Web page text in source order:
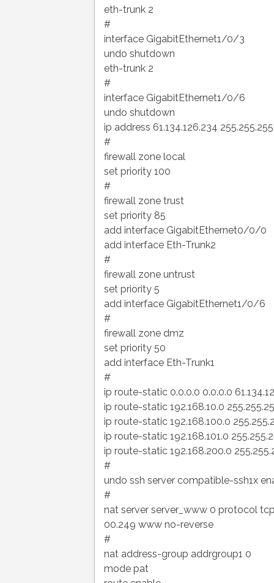
eth-trunk 2
#
interface GigabitEthernet1/0/3
undo shutdown
eth-trunk 2
#
interface GigabitEthernet1/0/6
undo shutdown
ip address 61.134.126.234
#
firewall zone local
set priority 100
#
firewall zone trust
set priority 85
add interface GigabitEthernet0/0/0
add interface Eth-Trunk2
#
firewall zone untrust
set priority 5
add interface GigabitEthernet1/0/6
#
firewall zone dmz
set priority 50
add interface Eth-Trunk1
#
ip route-static 0.0.0.0 0.0.0.0
ip route-static 192.168.10.0
ip route-static 192.168.100.0
ip route-static 192.168.101.0
ip route-static 192.168.200.0
#
undo ssh server compatible-ssh1x
#
nat server server_www 0 protocol
00.249 www no-reverse
#
nat address-group addrgroup1 0
mode pat